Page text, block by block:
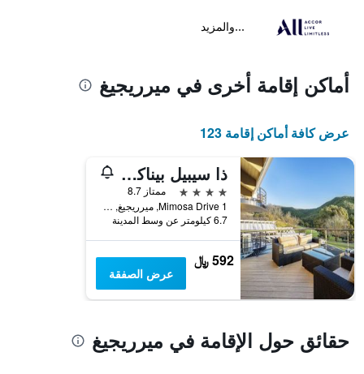
...والمزيد
أماكن إقامة أخرى في ميرريجيغ
عرض كافة أماكن إقامة 123
ذا سيبيل بيناكل فالي ريزورت
4 نجوم
ممتاز 8.7
1 Mimosa Drive, ميرريجيغ, VIC, أستراليا
6.7 كيلومتر عن وسط المدينة
592 ﷼
عرض الصفقة
حقائق حول الإقامة في ميرريجيغ